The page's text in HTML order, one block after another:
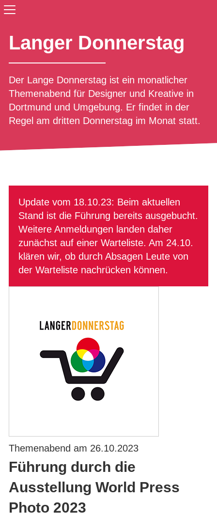
Langer Donnerstag
Der Lange Donnerstag ist ein monatlicher
Themenabend für Designer und Kreative in
Dortmund und Umgebung. Er findet in der
Regel am dritten Donnerstag im Monat statt.
Update vom 18.10.23: Beim aktuellen
Stand ist die Führung bereits ausgebucht.
Weitere Anmeldungen landen daher
zunächst auf einer Warteliste. Am 24.10.
klären wir, ob durch Absagen Leute von
der Warteliste nachrücken können.
Themenabend am 26.10.2023
Führung durch die
Ausstellung World Press
Photo 2023